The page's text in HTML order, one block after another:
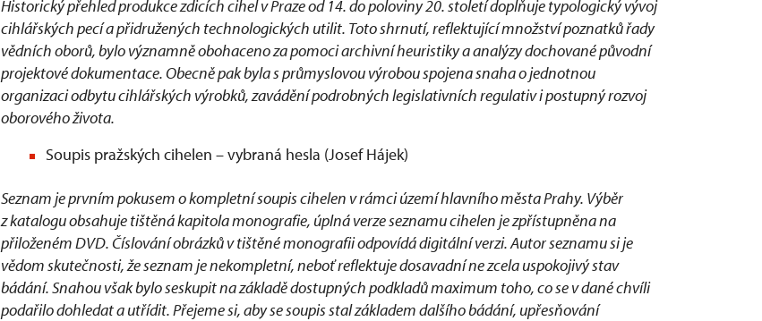
Historický přehled produkce zdicích cihel v Praze od 14. do poloviny 20. století doplňuje typologický vývoj
cihlářských pecí a přidružených technologických utilit. Toto shrnutí, reflektující množství poznatků řady
vědních oborů, bylo významně obohaceno za pomoci archivní heuristiky a analýzy dochované původní
projektové dokumentace. Obecně pak byla s průmyslovou výrobou spojena snaha o jednotnou
organizaci odbytu cihlářských výrobků, zavádění podrobných legislativních regulativ i postupný rozvoj
oborového života.
Soupis pražských cihelen – vybraná hesla (Josef Hájek)
Seznam je prvním pokusem o kompletní soupis cihelen v rámci území hlavního města Prahy. Výběr
z katalogu obsahuje tištěná kapitola monografie, úplná verze seznamu cihelen je zpřístupněna na
přiloženém DVD. Číslování obrázků v tištěné monografii odpovídá digitální verzi. Autor seznamu si je
vědom skutečnosti, že seznam je nekompletní, neboť reflektuje dosavadní ne zcela uspokojivý stav
bádání. Snahou však bylo seskupit na základě dostupných podkladů maximum toho, co se v dané chvíli
podařilo dohledat a utřídit. Přejeme si, aby se soupis stal základem dalšího bádání, upřesňování